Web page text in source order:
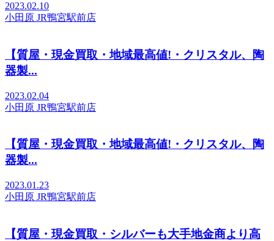
2023.02.10
小田原 JR鴨宮駅前店
【質屋・現金買取・地域最高値!・クリスタル、陶
器製...
2023.02.04
小田原 JR鴨宮駅前店
【質屋・現金買取・地域最高値!・クリスタル、陶
器製...
2023.01.23
小田原 JR鴨宮駅前店
【質屋・現金買取・シルバーも大手地金商より高